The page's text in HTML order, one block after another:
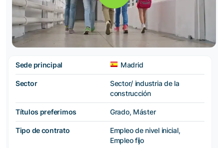
Sede principal Madrid
Sector
Sector/ industria de la
construcción
Títulos preferimos Grado, Máster
Tipo de contrato
Empleo de nivel inicial,
Empleo fijo